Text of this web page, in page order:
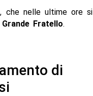
, che nelle ultime ore si
Grande Fratello.
di